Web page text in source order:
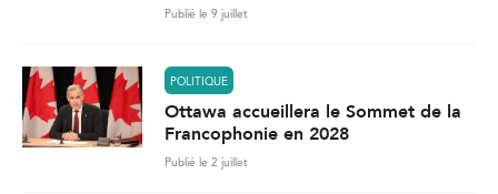
Publié le 9 juillet
POLITIQUE
Ottawa accueillera le Sommet de la
Francophonie en 2028
Publié le 2 juillet